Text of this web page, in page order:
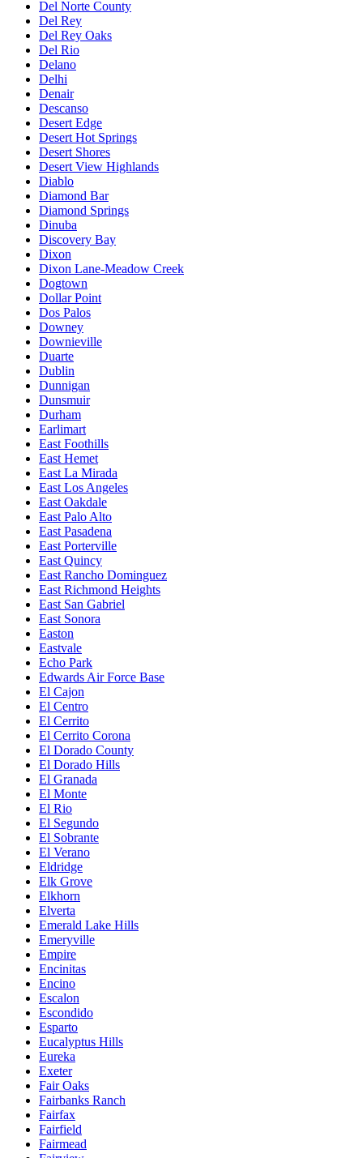
Del Norte County
Del Rey
Del Rey Oaks
Del Rio
Delano
Delhi
Denair
Descanso
Desert Edge
Desert Hot Springs
Desert Shores
Desert View Highlands
Diablo
Diamond Bar
Diamond Springs
Dinuba
Discovery Bay
Dixon
Dixon Lane-Meadow Creek
Dogtown
Dollar Point
Dos Palos
Downey
Downieville
Duarte
Dublin
Dunnigan
Dunsmuir
Durham
Earlimart
East Foothills
East Hemet
East La Mirada
East Los Angeles
East Oakdale
East Palo Alto
East Pasadena
East Porterville
East Quincy
East Rancho Dominguez
East Richmond Heights
East San Gabriel
East Sonora
Easton
Eastvale
Echo Park
Edwards Air Force Base
El Cajon
El Centro
El Cerrito
El Cerrito Corona
El Dorado County
El Dorado Hills
El Granada
El Monte
El Rio
El Segundo
El Sobrante
El Verano
Eldridge
Elk Grove
Elkhorn
Elverta
Emerald Lake Hills
Emeryville
Empire
Encinitas
Encino
Escalon
Escondido
Esparto
Eucalyptus Hills
Eureka
Exeter
Fair Oaks
Fairbanks Ranch
Fairfax
Fairfield
Fairmead